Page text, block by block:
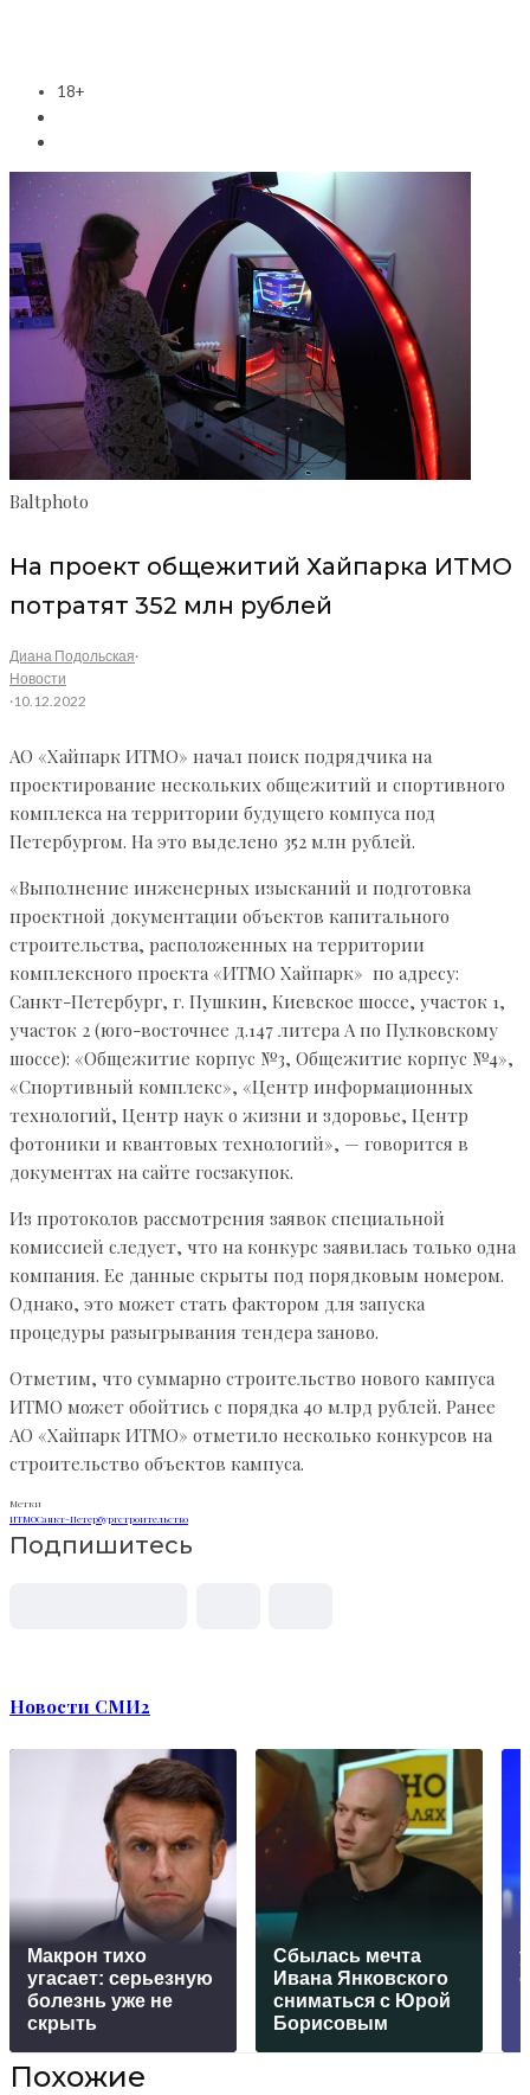
18+
Baltphoto
На проект общежитий Хайпарка ИТМО
потратят 352 млн рублей
Диана Подольская·
Новости
·10.12.2022
АО «Хайпарк ИТМО» начал поиск подрядчика на
проектирование нескольких общежитий и спортивного
комплекса на территории будущего компуса под
Петербургом. На это выделено 352 млн рублей.
«Выполнение инженерных изысканий и подготовка
проектной документации объектов капитального
строительства, расположенных на территории
комплексного проекта «ИТМО Хайпарк» по адресу:
Санкт-Петербург, г. Пушкин, Киевское шоссе, участок 1,
участок 2 (юго-восточнее д.147 литера А по Пулковскому
шоссе): «Общежитие корпус №3, Общежитие корпус №4»,
«Спортивный комплекс», «Центр информационных
технологий, Центр наук о жизни и здоровье, Центр
фотоники и квантовых технологий», — говорится в
документах на сайте госзакупок.
Из протоколов рассмотрения заявок специальной
комиссией следует, что на конкурс заявилась только одна
компания. Ее данные скрыты под порядковым номером.
Однако, это может стать фактором для запуска
процедуры разыгрывания тендера заново.
Отметим, что суммарно строительство нового кампуса
ИТМО может обойтись с порядка 40 млрд рублей. Ранее
АО «Хайпарк ИТМО» отметило несколько конкурсов на
строительство объектов кампуса.
Метки
ИТМОСанкт-Петербургстроительство
Подпишитесь
Новости СМИ2
Макрон тихо
угасает: серьезную
болезнь уже не
скрыть
Сбылась мечта
Ивана Янковского
сниматься с Юрой
Борисовым
Похожие